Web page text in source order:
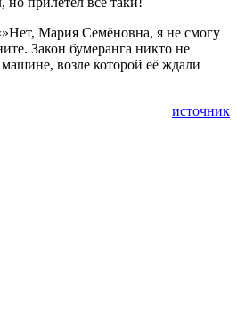
Мария Семёновна, я не смогу
Закон бумеранга никто не
возле которой её ждали
источник